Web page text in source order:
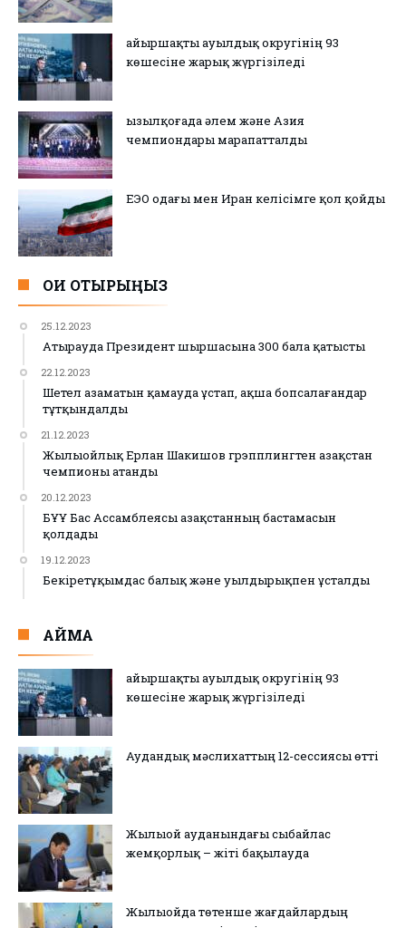
Қайыршақты ауылдық округінің 93
көшесіне жарық жүргізіледі
Қызылқоғада әлем және Азия
чемпиондары марапатталды
ЕЭО одағы мен Иран келісімге қол қойды
ОҚИ ОТЫРЫҢЫЗ
25.12.2023
Атырауда Президент шыршасына 300 бала қатысты
22.12.2023
Шетел азаматын қамауда ұстап, ақша бопсалағандар
тұтқындалды
21.12.2023
Жылыойлық Ерлан Шакишов грэпплингтен Қазақстан
чемпионы атанды
20.12.2023
БҰҰ Бас Ассамблеясы Қазақстанның бастамасын
қолдады
19.12.2023
Бекіретұқымдас балық және уылдырықпен ұсталды
АЙМАҚ
Қайыршақты ауылдық округінің 93
көшесіне жарық жүргізіледі
Аудандық мәслихаттың 12-сессиясы өтті
Жылыой ауданындағы сыбайлас
жемқорлық – жіті бақылауда
Жылыойда төтенше жағдайлардың